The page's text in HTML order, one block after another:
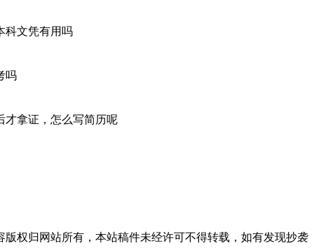
科文凭有用吗
吗
才拿证，怎么写简历呢
版权归网站所有，本站稿件未经许可不得转载，如有发现抄袭